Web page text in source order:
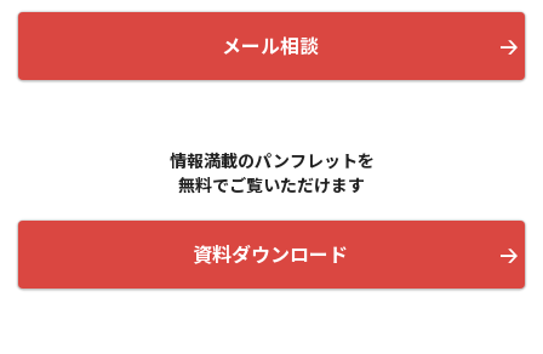
メール相談
情報満載のパンフレットを
無料でご覧いただけます
資料ダウンロード